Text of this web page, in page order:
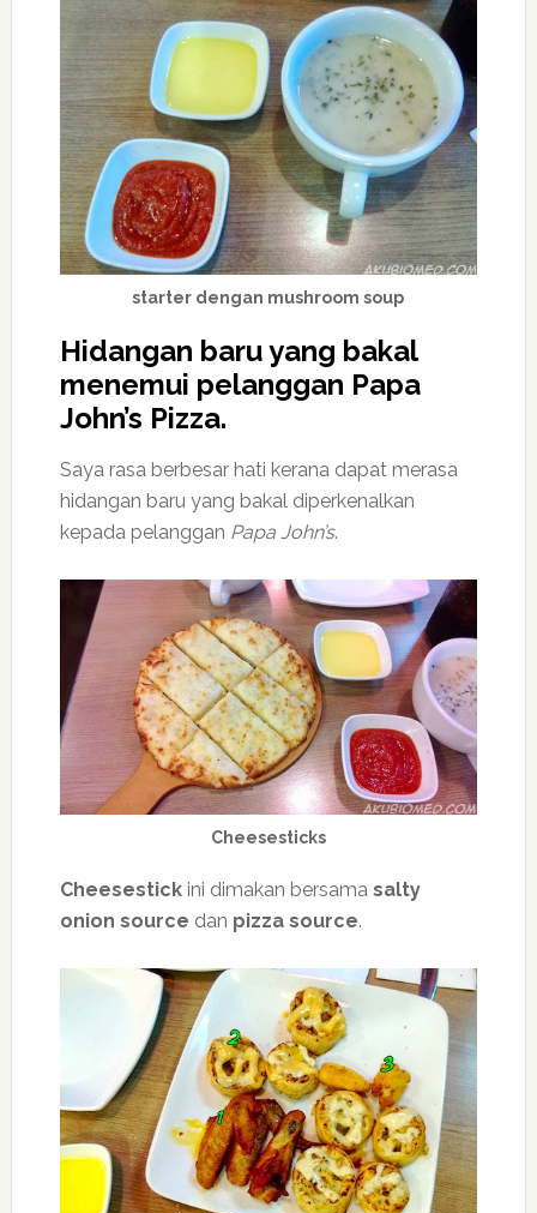
starter dengan mushroom soup
Hidangan baru yang bakal
menemui pelanggan Papa
John’s Pizza.
Saya rasa berbesar hati kerana dapat merasa
hidangan baru yang bakal diperkenalkan
kepada pelanggan Papa John’s.
Cheesesticks
Cheesestickini dimakan bersama salty
onion source dan pizza source.